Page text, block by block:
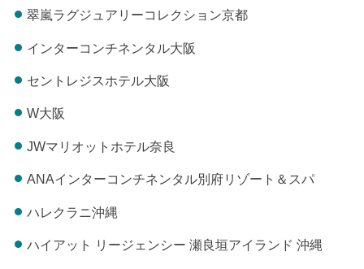
翠嵐ラグジュアリーコレクション京都
インターコンチネンタル大阪
セントレジスホテル大阪
W大阪
JWマリオットホテル奈良
ANAインターコンチネンタル別府リゾート＆スパ
ハレクラニ沖縄
ハイアット リージェンシー 瀬良垣アイランド 沖縄